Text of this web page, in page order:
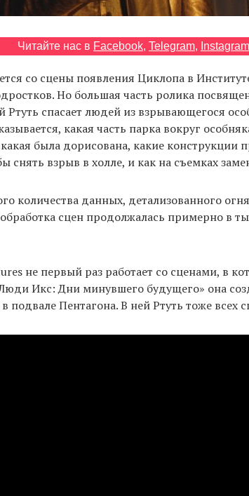
Читайте нас в Facebook, Telegram, Instagram
со сцены появления Циклопа в
Но большая часть ролика
Ртуть спасает людей из взрывающегося
какая часть парка вокруг
была дорисована, какие конструкции
снять взрыв в холле, и как на съемках
количества данных, детализованного
сцен продолжалась примерно в
не первый раз работает со сценами, в
Икс: Дни минувшего будущего» она
подвале Пентагона. В ней Ртуть тоже всех